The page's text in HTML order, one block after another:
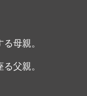
母親。
父親。